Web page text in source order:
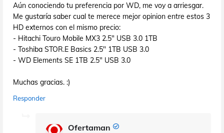
Aún conociendo tu preferencia por WD, me voy a arriesgar.
Me gustaría saber cual te merece mejor opinion entre estos 3
HD externos con el mismo precio:
- Hitachi Touro Mobile MX3 2.5" USB 3.0 1TB
- Toshiba STOR.E Basics 2.5" 1TB USB 3.0
- WD Elements SE 1TB 2.5" USB 3.0
Muchas gracias. :)
Responder
Ofertaman